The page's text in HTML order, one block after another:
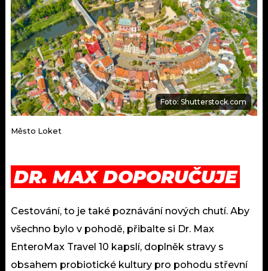
Foto: Shutterstock.com
Město Loket
DR. MAX DOPORUČUJE
Cestování, to je také poznávání nových chutí. Aby
všechno bylo v pohodě, přibalte si Dr. Max
EnteroMax Travel 10 kapslí, doplněk stravy s
obsahem probiotické kultury pro pohodu střevní